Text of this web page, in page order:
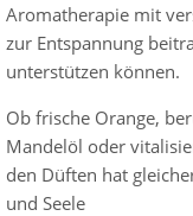
Aromatherapie mit
zur Entspannung
unterstützen können.
Ob frische Orange,
Mandelöl oder
den Düften hat
und Seele